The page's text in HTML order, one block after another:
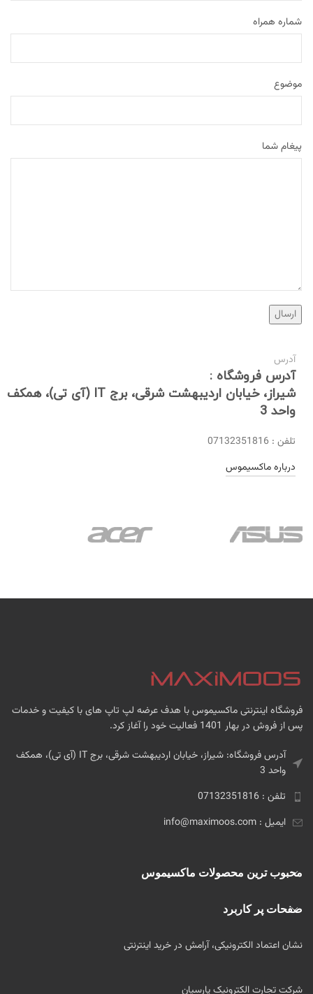
شماره همراه
موضوع
پیغام شما
آدرس
آدرس فروشگاه :
شیراز، خیابان اردیبهشت شرقی، برج IT (آی تی)، همکف
واحد 3
تلفن : 07132351816
درباره ماکسیموس
فروشگاه اینترنتی ماکسیموس با هدف عرضه لپ تاپ های با کیفیت و خدمات
پس از فروش در بهار 1401 فعالیت خود را آغاز کرد.
آدرس فروشگاه: شیراز، خیابان اردیبهشت شرقی، برج IT (آی تی)، همکف
واحد 3
تلفن : 07132351816
ایمیل : info@maximoos.com
محبوب ترین محصولات ماکسیموس
صفحات پر کاربرد
نشان اعتماد الکترونیکی، آرامش در خرید اینترنتی
شرکت تجارت الکترونیک پارسیان